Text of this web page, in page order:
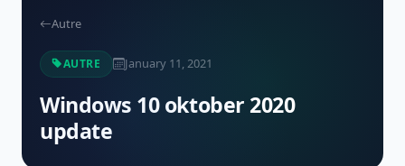
Autre
AUTRE January 11, 2021
Windows 10 oktober 2020
update